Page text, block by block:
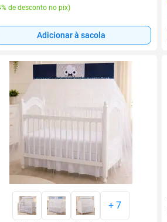
de desconto no pix)
Adicionar à sacola
+ 7